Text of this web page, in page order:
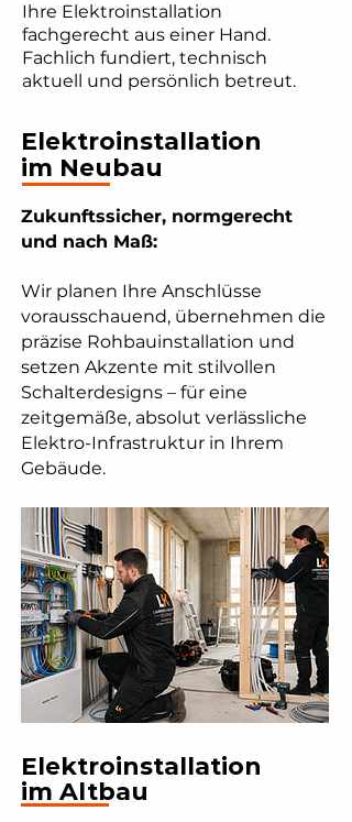
Ihre Elektroinstallation
fachgerecht aus einer Hand.
Fachlich fundiert, technisch
aktuell und persönlich betreut.
Elektroinstallation
im Neubau
Zukunftssicher, normgerecht
und nach Maß:
Wir planen Ihre Anschlüsse
vorausschauend, übernehmen die
präzise Rohbauinstallation und
setzen Akzente mit stilvollen
Schalterdesigns – für eine
zeitgemäße, absolut verlässliche
Elektro-Infrastruktur in Ihrem
Gebäude.
Elektroinstallation
im Altbau